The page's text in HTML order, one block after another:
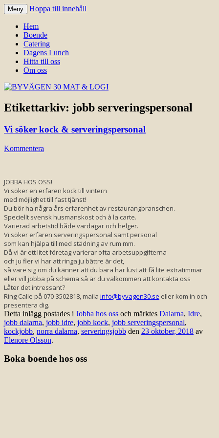
BYVÄGEN 30 MAT & LOGI
upplevelse hos oss.
Meny Hoppa till innehåll
Hem
Boende
Catering
Dagens Lunch
Hitta till oss
Om oss
Etikettarkiv: jobb serveringspersonal
Vi söker kock & serveringspersonal
Kommentera
JOBBA HOS OSS!
Vi söker en erfaren kock till vintern
med möjlighet till fast tjänst!
Du bör ha några års erfarenhet av restaurangbranschen.
Speciellt svensk husmanskost och à la carte.
Varierad arbetstid både vardagar och helger.
Vi söker erfaren serveringspersonal samt personal
som kan hjälpa till med städning av rum mm.
Då vi är ett litet företag varierar ofta arbetsuppgifterna
och ju fler vi har att ringa ju bättre är det,
så vare sig om du känner att du bara har lust att få lite extratimmar
eller vill jobba på schema så är du välkommen att kontakta oss
Låter det intressant?
Ring Calle på 070-3502818, maila info@byvagen30.se eller kom in och
presentera dig.
Detta inlägg postades i Jobba hos oss och märktes Dalarna, Idre,
jobb dalarna, jobb idre, jobb kock, jobb serveringspersonal,
kockjobb, norra dalarna, serveringsjobb den 23 oktober, 2018 av
Elenore Olsson.
Boka boende hos oss